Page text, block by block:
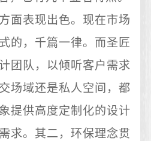
面表现出色。现在市场
的，千篇一律。而圣匠
团队，以倾听客户需求
场域还是私人空间，都
提供高度定制化的设计
求。其二，环保理念贯